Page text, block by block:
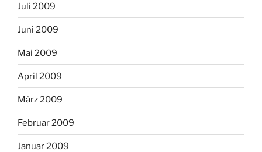
Juli 2009
Juni 2009
Mai 2009
April 2009
März 2009
Februar 2009
Januar 2009